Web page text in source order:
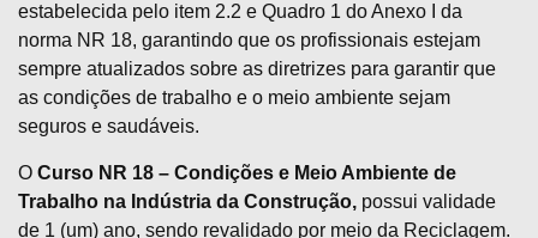
estabelecida pelo item 2.2 e Quadro 1 do Anexo I da
norma NR 18, garantindo que os profissionais estejam
sempre atualizados sobre as diretrizes para garantir que
as condições de trabalho e o meio ambiente sejam
seguros e saudáveis.
O Curso NR 18 – Condições e Meio Ambiente de
Trabalho na Indústria da Construção, possui validade
de 1 (um) ano, sendo revalidado por meio da Reciclagem.